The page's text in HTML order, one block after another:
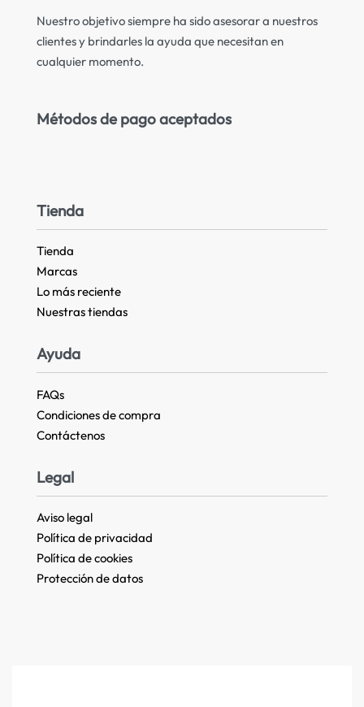
Nuestro objetivo siempre ha sido asesorar a nuestros
clientes y brindarles la ayuda que necesitan en
cualquier momento.
Métodos de pago aceptados
Tienda
Tienda
Marcas
Lo más reciente​
Nuestras tiendas​
Ayuda
FAQs
Condiciones de compra
Contáctenos
Legal
Aviso legal
Política de privacidad
Política de cookies
Protección de datos